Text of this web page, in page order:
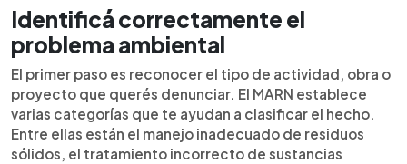
teléfono, sitio web, correo electrónico o de
forma presencial. Este mecanismo facilita la
participación ciudadana en la protección del
medio ambiente en El Salvador.
Identificá correctamente el
problema ambiental
El primer paso es reconocer el tipo de actividad, obra o
proyecto que querés denunciar. El MARN establece
varias categorías que te ayudan a clasificar el hecho.
Entre ellas están el manejo inadecuado de residuos
sólidos, el tratamiento incorrecto de sustancias